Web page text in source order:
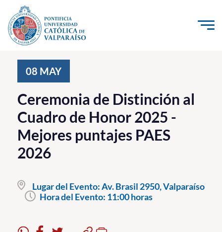
Click acá para ir directamente al contenido
Investigación, Creación e Innovación
PUCV Internacional
Vinculación con el Medio
Admisión
Pregrado
Postgrado
08 MAY
Ceremonia de Distinción al
Cuadro de Honor 2025 -
Mejores puntajes PAES
2026
Lugar del Evento:Av. Brasil 2950, Valparaíso
Hora del Evento: 11:00 horas